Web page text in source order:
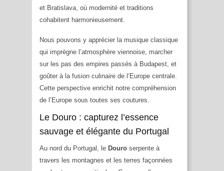
et Bratislava, où modernité et traditions
cohabitent harmonieusement.
Nous pouvons y apprécier la musique classique
qui imprègne l’atmosphère viennoise, marcher
sur les pas des empires passés à Budapest, et
goûter à la fusion culinaire de l’Europe centrale.
Cette perspective enrichit notre compréhension
de l’Europe sous toutes ses coutures.
Le Douro : capturez l’essence
sauvage et élégante du Portugal
Au nord du Portugal, le Douro serpente à
travers les montagnes et les terres façonnées